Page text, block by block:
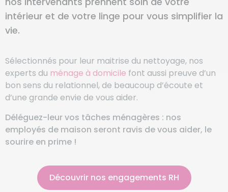
intérieur et de votre linge pour vous simplifier la
vie.
Sélectionnés pour leur maitrise du nettoyage, nos
experts du ménage à domicile font aussi preuve d’un
bon sens du relationnel, de beaucoup d’écoute et
d’une grande envie de vous aider.
Déléguez-leur vos tâches ménagères : nos
employés de maison seront ravis de vous aider, le
sourire en prime !
Découvrir nos engagements RH